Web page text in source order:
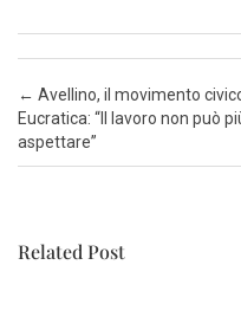
Post navigation
← Avellino, il movimento
Eucratica: “Il lavoro non può
aspettare”
Related Post